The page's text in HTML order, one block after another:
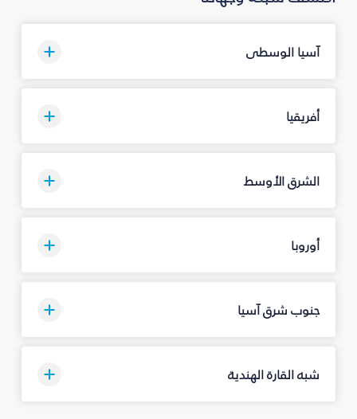
آسيا الوسطى
أفريقيا
الشرق الأوسط
أوروبا
جنوب شرق آسيا
شبه القارة الهندية